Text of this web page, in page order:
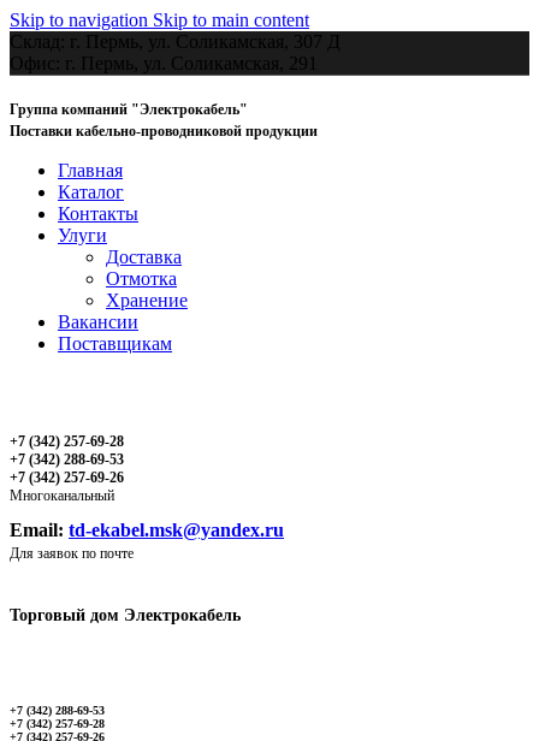
Skip to navigation Skip to main content
Склад: г. Пермь, ул. Соликамская, 307 Д
Офис: г. Пермь, ул. Соликамская, 291
Группа компаний "Электрокабель"
Поставки кабельно-проводниковой продукции
Главная
Каталог
Контакты
Улуги
Доставка
Отмотка
Хранение
Вакансии
Поставщикам
+7 (342) 257-69-28
+7 (342) 288-69-53
+7 (342) 257-69-26
Многоканальный
Email: td-ekabel.msk@yandex.ru
Для заявок по почте
Торговый дом Электрокабель
+7 (342) 288-69-53
+7 (342) 257-69-28
+7 (342) 257-69-26